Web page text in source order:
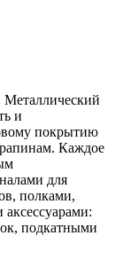
Металлический
и
покрытию
Каждое
для
полками,
подкатными